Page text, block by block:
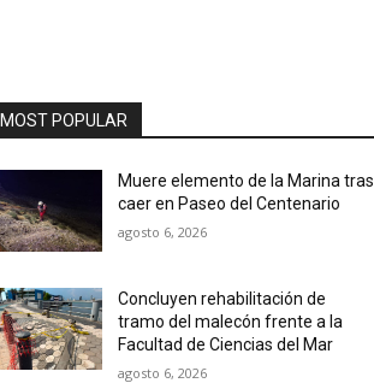
MOST POPULAR
Muere elemento de la Marina tras
caer en Paseo del Centenario
agosto 6, 2026
Concluyen rehabilitación de
tramo del malecón frente a la
Facultad de Ciencias del Mar
agosto 6, 2026